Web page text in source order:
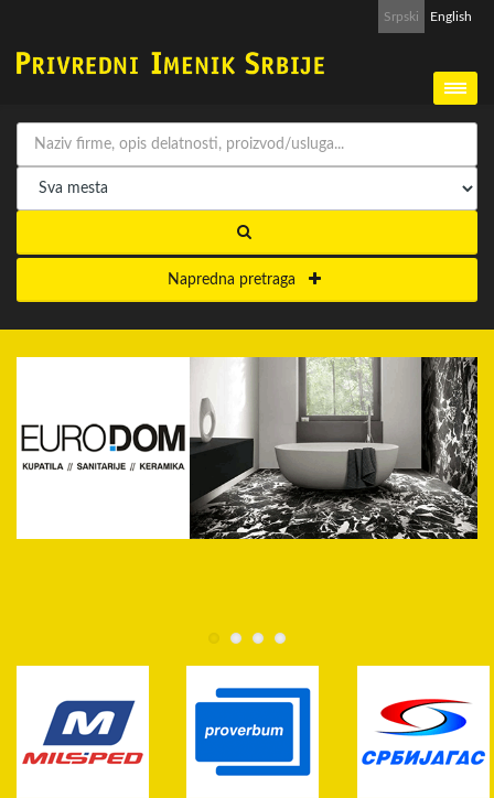
Srpski English
Napredna pretraga